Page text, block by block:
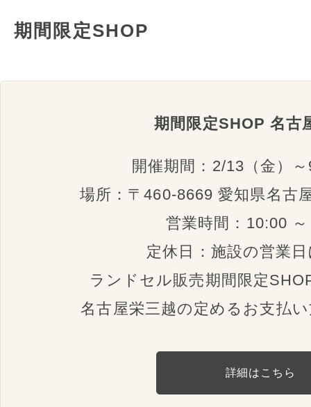
期間限定SHOP
期間限定SHOP 名古
開催期間：2/13（金）
場所：〒460-8669 愛知県名古
営業時間：10:00
定休日：施設の営業
ランドセル販売期間限定
名古屋栄三越の定めるお支払
詳細はこちら